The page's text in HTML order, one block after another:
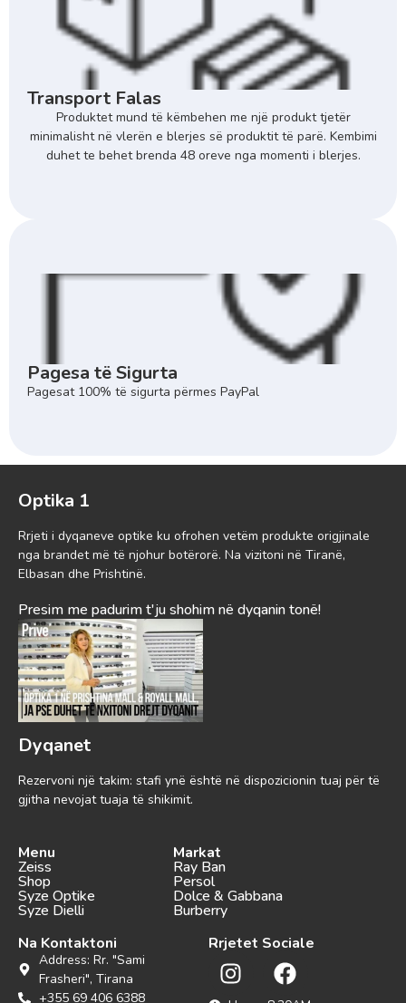
Transport Falas
Produktet mund të këmbehen me një produkt tjetër
minimalisht në vlerën e blerjes së produktit të parë. Kembimi
duhet te behet brenda 48 oreve nga momenti i blerjes.
Pagesa të Sigurta
Pagesat 100% të sigurta përmes PayPal
Optika 1
Rrjeti i dyqaneve optike ku ofrohen vetëm produkte origjinale
nga brandet më të njohur botërorë. Na vizitoni në Tiranë,
Elbasan dhe Prishtinë.
Presim me padurim t'ju shohim në dyqanin tonë!
Dyqanet
Rezervoni një takim: stafi ynë është në dispozicionin tuaj për të
gjitha nevojat tuaja të shikimit.
Menu
Zeiss
Shop
Syze Optike
Syze Dielli
Markat
Ray Ban
Persol
Dolce & Gabbana
Burberry
Na Kontaktoni
Address: Rr. "Sami
Frasheri", Tirana
+355 69 406 6388
Rrjetet Sociale